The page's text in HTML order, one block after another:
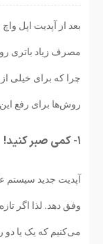
بعد از آپدیت اپل
مصرف زیاد باتری
چرا که برای خیلی
روش‌ها برای رفع
۱- کمی صبر کنید!
آپدیت جدید سیستم
وفق دهد. لذا اگر
می‌کنیم که یک یا